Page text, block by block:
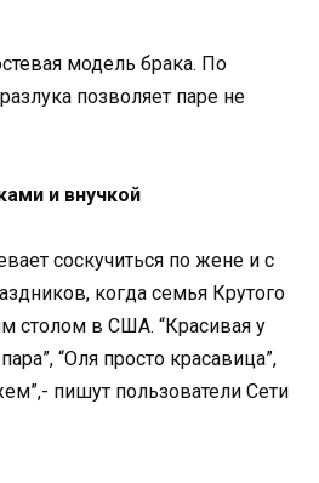
модель брака. По
позволяет паре не
и внучкой
соскучиться по жене и с
когда семья Крутого
столом в США. “Красивая у
“Оля просто красавица”,
пишут пользователи Сети